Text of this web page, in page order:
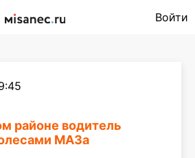
Войти
районе водитель
МАЗа